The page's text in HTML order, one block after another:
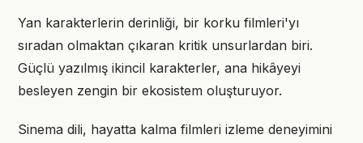
Yan karakterlerin derinliği, bir korku filmleri'yı
sıradan olmaktan çıkaran kritik unsurlardan biri.
Güçlü yazılmış ikincil karakterler, ana hikâyeyi
besleyen zengin bir ekosistem oluşturuyor.
Sinema dili, hayatta kalma filmleri izleme deneyimini